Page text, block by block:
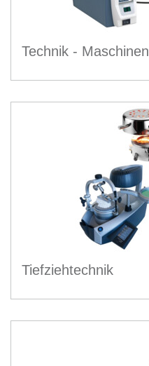
Technik - Maschinen
Tiefziehtechnik